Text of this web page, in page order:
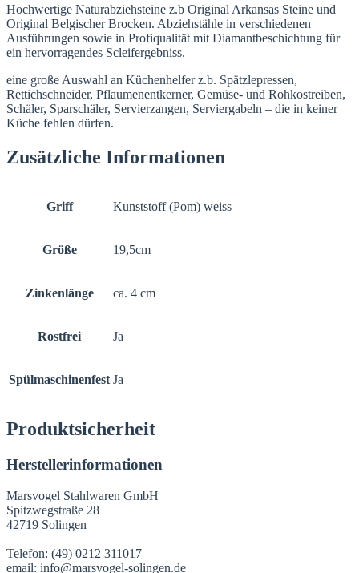
Hochwertige Naturabziehsteine z.b Original Arkansas Steine und
Original Belgischer Brocken. Abziehstähle in verschiedenen
Ausführungen sowie in Profiqualität mit Diamantbeschichtung für
ein hervorragendes Scleifergebniss.
eine große Auswahl an Küchenhelfer z.b. Spätzlepressen,
Rettichschneider, Pflaumenentkerner, Gemüse- und Rohkostreiben,
Schäler, Sparschäler, Servierzangen, Serviergabeln – die in keiner
Küche fehlen dürfen.
Zusätzliche Informationen
Griff Kunststoff (Pom) weiss
Größe 19,5cm
Zinkenlänge ca. 4 cm
Rostfrei Ja
Spülmaschinenfest Ja
Produktsicherheit
Herstellerinformationen
Marsvogel Stahlwaren GmbH
Spitzwegstraße 28
42719 Solingen
Telefon: (49) 0212 311017
email: info@marsvogel-solingen.de